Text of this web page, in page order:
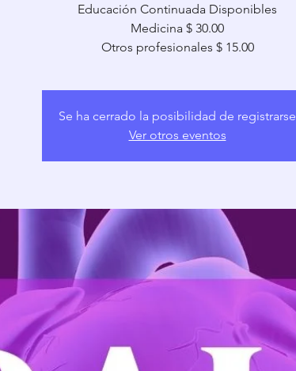
Educación Continuada Disponibles
Medicina $ 30.00
Otros profesionales $ 15.00
Se ha cerrado la posibilidad de registrarse
Ver otros eventos